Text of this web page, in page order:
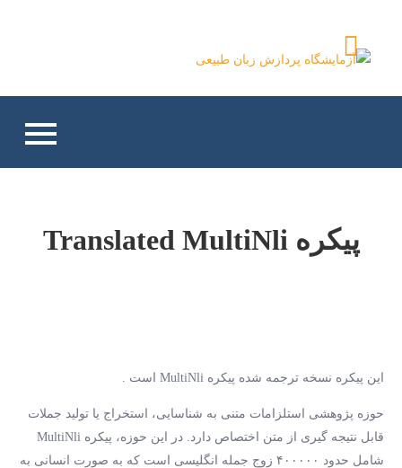
content
پیکره Translated MultiNli
این پیکره نسخه ترجمه شده پیکره MultiNli است .
حوزه پژوهشی استلزامات متنی به شناسایی، استخراج یا تولید جملات
قابل نتیجه گیری از متن اختصاص دارد. در این حوزه، پیکره MultiNli
شامل حدود ۴۰۰۰۰۰ زوج جمله انگلیسی است که به صورت انسانی به